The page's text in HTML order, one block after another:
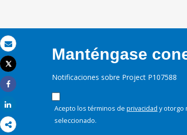
Correo electrónico
Imprimir
Tweet
Share
Manténgase
Notificaciones sobre Project P107588
Acepto los términos de privacidad y otorgo
seleccionado.